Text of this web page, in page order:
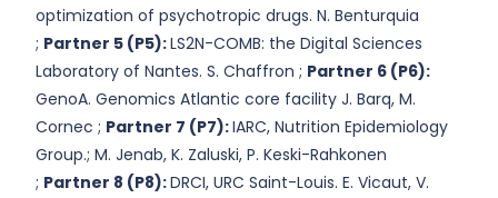
optimization of psychotropic drugs. N. Benturquia
; Partner 5 (P5):LS2N-COMB: the Digital Sciences
Laboratory of Nantes. S. Chaffron ; Partner 6 (P6):
GenoA. Genomics Atlantic core facility J. Barq, M.
Cornec ; Partner 7 (P7):IARC, Nutrition Epidemiology
Group.; M. Jenab, K. Zaluski, P. Keski-Rahkonen
; Partner 8 (P8):DRCI, URC Saint-Louis. E. Vicaut, V.